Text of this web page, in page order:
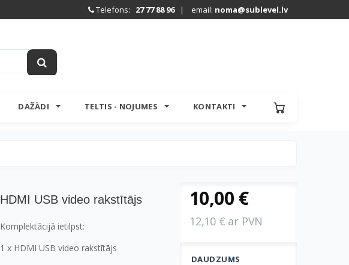
Telefons: 27 77 88 96| email: noma@sublevel.lv
DAŽĀDI TELTIS - NOJUMES KONTAKTI
HDMI USB video rakstītājs
Komplektācijā ietilpst:
1 x HDMI USB video rakstītājs
10,00 €
12,10 € ar PVN
DAUDZUMS